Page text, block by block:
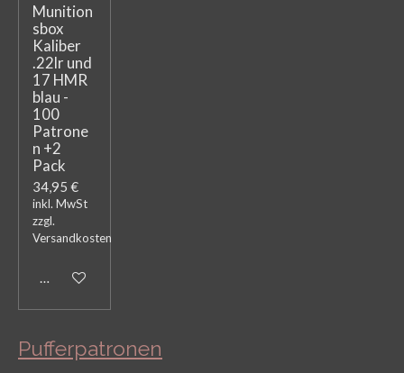
Munition
sbox
Kaliber
.22lr und
17 HMR
blau -
100
Patrone
n +2
Pack
34,95 €
inkl. MwSt
zzgl.
Versandkosten
In den Warenkorb
Pufferpatronen